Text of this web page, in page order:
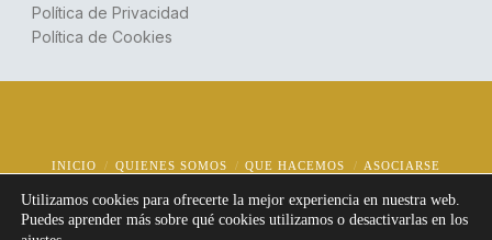
Política de Privacidad
Política de Cookies
INICIO QUIENES SOMOS QUE HACEMOS
ASOCIARSE
© Copyright2026 | AUCTEMCOL
Utilizamos cookies para ofrecerte la mejor experiencia en nuestra web.
Puedes aprender más sobre qué cookies utilizamos o desactivarlas en los